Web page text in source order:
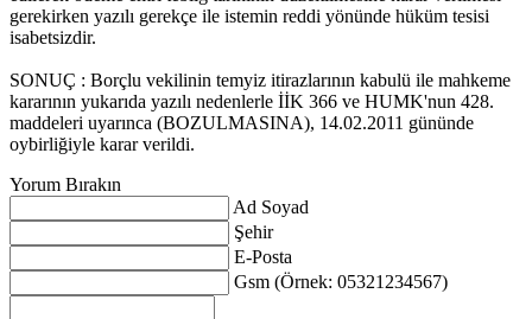
gerekirken yazılı gerekçe ile istemin reddi yönünde hüküm tesisi
isabetsizdir.
SONUÇ : Borçlu vekilinin temyiz itirazlarının kabulü ile mahkeme
kararının yukarıda yazılı nedenlerle İİK 366 ve HUMK'nun 428.
maddeleri uyarınca (BOZULMASINA), 14.02.2011 gününde
oybirliğiyle karar verildi.
Yorum Bırakın
Ad Soyad
Şehir
E-Posta
Gsm (Örnek: 05321234567)